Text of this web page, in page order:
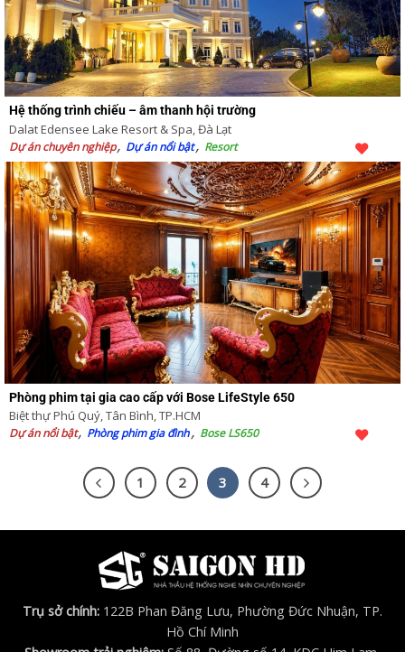
Hệ thống trình chiếu – âm thanh hội trường
Dalat Edensee Lake Resort & Spa, Đà Lạt
Dự án chuyên nghiệp Dự án nổi bật Resort
Phòng phim tại gia cao cấp với Bose LifeStyle 650
Biệt thự Phú Quý, Tân Bình, TP.HCM
Dự án nổi bật Phòng phim gia đình Bose LS650
1 2 3 4
Trụ sở chính: 122B Phan Đăng Lưu, Phường Đức Nhuận, TP.
Hồ Chí Minh